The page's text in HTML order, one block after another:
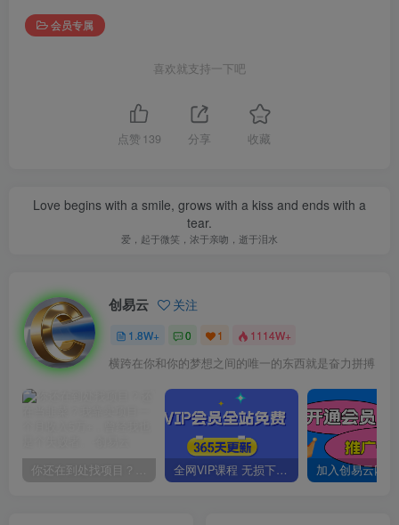
会员专属
喜欢就支持一下吧
点赞 139 分享 收藏
Love begins with a smile, grows with a kiss and ends with a
tear.
爱，起于微笑，浓于亲吻，逝于泪水
创易云 关注
1.8W+ 0 1 1114W+
横跨在你和你的梦想之间的唯一的东西就是奋力拼搏
你还在到处找项目？还在当韭菜？我靠卖项目一个月收入5万+，曾经我也是个失败者。 全网VIP课程 无损下载~